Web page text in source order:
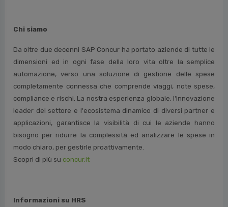
Chi siamo
Da oltre due decenni SAP Concur ha portato aziende di tutte le
dimensioni ed in ogni fase della loro vita oltre la semplice
automazione, verso una soluzione di gestione delle spese
completamente connessa che comprende viaggi, note spese,
compliance e rischi. La nostra esperienza globale, l'innovazione
leader del settore e l'ecosistema dinamico di diversi partner e
applicazioni, garantisce la visibilità di cui le aziende hanno
bisogno per ridurre la complessità ed analizzare le spese in
modo chiaro, per gestirle proattivamente.
Scopri di più su concur.it
Informazioni su HRS